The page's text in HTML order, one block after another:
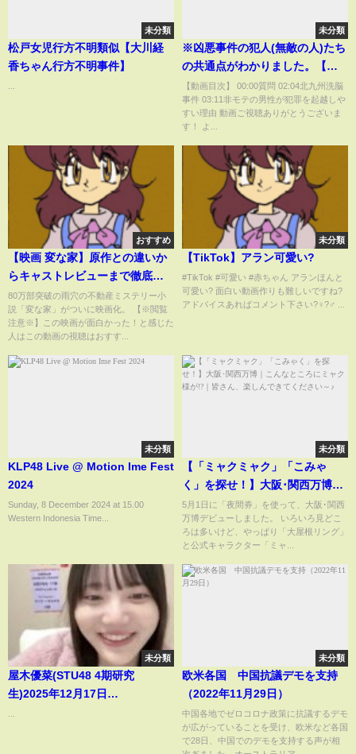
未分類
松戸女児行方不明類似【大川経
香ちゃん行方不明事件】
未分類
※凶悪事件の犯人(無敵の人)たち
の共通点がわかりました。【ひ
ろゆき切り抜き】【生配信/録画
放送/論破/京王線無差別/秋葉原無
差別/新幹線無差別服部恭太/加藤
【動画目次】 00:00質問 02:04北九州洗脳
事件 03:11非モテの男性が犯罪を起越しや
すい理由 動画ご視聴ありがとうございま
す！ よ...
おすすめ
【映画 変な家】原作との違いか
らキャストレビューまで徹底解
説 / 後半ネタバレ感想
80万部突破の雨穴の不動産ミステリー小
説「変な家」がついに映画化。 【※閲覧
注意※】この映画が面白かった！と感じた
人はこの動画の視聴はおすす...
未分類
【TikTok】アラン可愛い?
#TikTok #可愛い #赤ちゃん アランほんと
可愛い? 面白い動画作りも難しいですね?
アドバイスあればコメント下さい?‍♀️?‍♂️ ...
未分類
KLP48 Live @ Motion Ime Fest
2024
Sunday, 8 December 2024 at 15.00
Western Indonesia Time...
未分類
【「ミャクミャク」「こみゃ
く」を探せ！】大阪･関西万博｜
こんなところにミャク様が!?｜
皆さん、楽しんできてください
～♪
5月1日に「夜間券」を使って、大阪･関西
万博デビューしました。 いろいろ見どこ
ろは多いけど、やっぱり「大屋根リング」
と公式キャラクター「ミャ...
未分類
屋木優菜(STU48 4期研究
生)2025年12月17日
未分類
欧米各国 中国抗議デモを支持
（2022年11月29日）
中国各地でゼロコロナ政策に抗議するデモ
が広がっていることを受け、欧米など各国
で28日、中国でのデモを支持する声が相